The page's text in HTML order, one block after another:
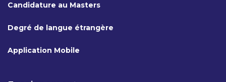
Candidature au Masters
Degré de langue étrangère
Application Mobile